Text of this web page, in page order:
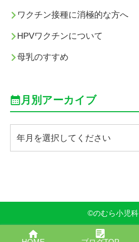
ワクチン接種に消極的な方へ
HPVワクチンについて
母乳のすすめ
月別アーカイブ
年月を選択してください
©のむら小児科